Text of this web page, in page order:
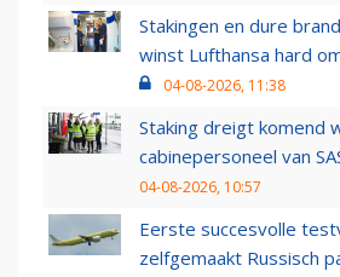
Stakingen en dure
winst Lufthansa hard
04-08-2026, 11:38
Staking dreigt komend
cabinepersoneel van
04-08-2026, 10:57
Eerste succesvolle
zelfgemaakt Russisch